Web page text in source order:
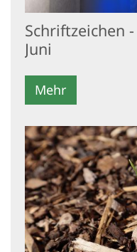
Schriftzeichen
Juni
Mehr